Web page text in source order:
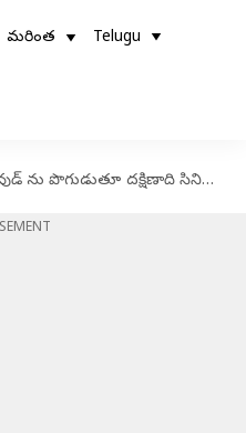
మరింత Telugu
పొగుడుతూ దక్షిణాది సినిమాపై విరుచుకుపడ్డ హీరోయిన్ తాప్సీ